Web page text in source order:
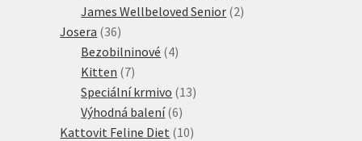
produkt
James Wellbeloved Senior 22
Josera 3636
produktů
Bezobilninové 44
Kitten 77
produktů
Speciální krmivo 1313
Výhodná balení 66
produktů
Kattovit Feline Diet 1010